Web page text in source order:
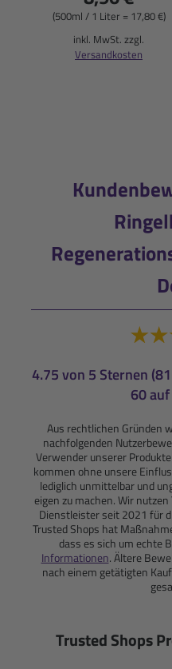
(500ml / 1 Liter = 17,80 €)
inkl. MwSt. zzgl.
Versandkosten
4.75 von 5 Sternen
60
Aus rechtlichen Gründen
nachfolgenden
Verwender unserer
kommen ohne unsere
lediglich unmittelbar und
eigen zu machen. Wir
Dienstleister seit 2021 für
Trusted Shops hat
dass es sich um echte
Informationen. Ältere
nach einem getätigten
Trusted Shops